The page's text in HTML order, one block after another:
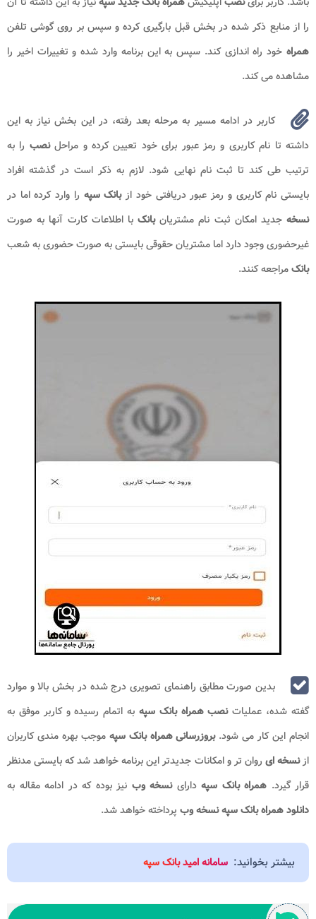
را از منابع ذکر شده در بخش قبل بارگیری کرده و سپس بر روی گوشی تلفن
همراه خود راه اندازی کند. سپس به این برنامه وارد شده و تغییرات اخیر را
مشاهده می کند.
کاربر در ادامه مسیر به مرحله بعد رفته، در این بخش نیاز به این
داشته تا نام کاربری و رمز عبور برای خود تعیین کرده و مراحلنصب را به
ترتیب طی کند تا ثبت نام نهایی شود. لازم به ذکر است در گذشته افراد
بایستی نام کاربری و رمز عبور دریافتی خود ازبانک سپه را وارد کرده اما در
نسخهجدید امکان ثبت نام مشتریانبانکبا اطلاعات کارت آنها به صورت
غیرحضوری وجود دارد اما مشتریان حقوقی بایستی به صورت حضوری به شعب
بانکمراجعه کنند.
بدین صورت مطابق راهنمای تصویری درج شده در بخش بالا و موارد
گفته شده، عملیاتنصب همراه بانک سپه به اتمام رسیده و کاربر موفق به
انجام این کار می شود. بروزرسانی همراه بانک سپه موجب بهره مندی کاربران
ازنسخه ای روان تر و امکانات جدیدتر این برنامه خواهد شد که بایستی مدنظر
قرار گیرد. همراه بانک سپه داراینسخه وب نیز بوده که در ادامه مقاله به
دانلود همراه بانک سپه نسخه وب پرداخته خواهد شد.
بیشتر بخوانید: سامانه امید بانک سپه